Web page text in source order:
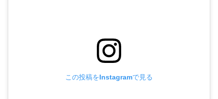
この投稿をInstagramで見る